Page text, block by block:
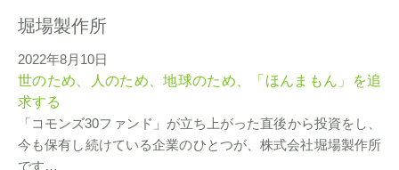
堀場製作所
2022年8月10日
世のため、人のため、地球のため、「ほんまもん」を追
求する
「コモンズ30ファンド」が立ち上がった直後から投資をし、
今も保有し続けている企業のひとつが、株式会社堀場製作所
です…